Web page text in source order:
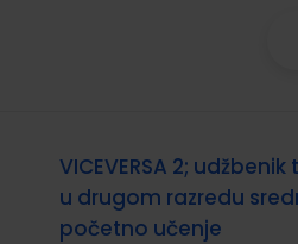
VICEVERSA 2;
u drugom razredu
početno učenje